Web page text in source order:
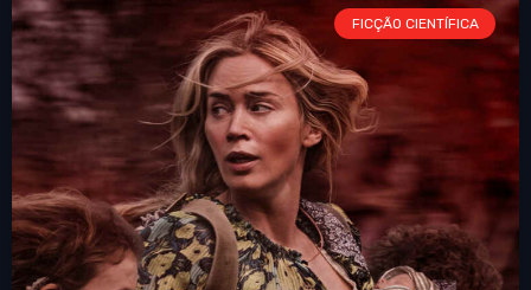
FICÇÃO CIENTÍFICA